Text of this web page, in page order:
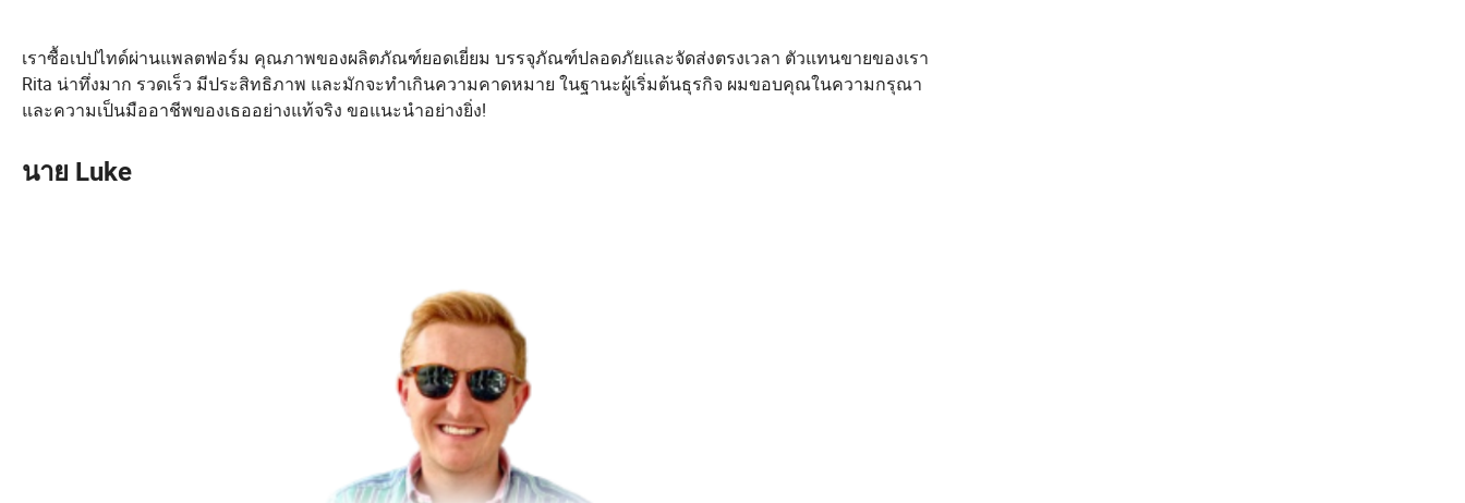
เราซื้อเปปไทด์ผ่านแพลตฟอร์ม คุณภาพของผลิตภัณฑ์ยอดเยี่ยม บรรจุภัณฑ์ปลอดภัยและจัดส่งตรงเวลา ตัวแทนขายของเรา
Rita น่าทึ่งมาก รวดเร็ว มีประสิทธิภาพ และมักจะทำเกินความคาดหมาย ในฐานะผู้เริ่มต้นธุรกิจ ผมขอบคุณในความกรุณา
และความเป็นมืออาชีพของเธออย่างแท้จริง ขอแนะนำอย่างยิ่ง!
นาย Luke